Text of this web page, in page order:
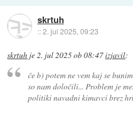
skrtuh
::2. jul 2025, 09:23
skrtuh je2. jul 2025 ob 08:47izjavil:
če b) potem ne vem kaj se
so nam določili... Problem je
politiki navadni kimavci brez